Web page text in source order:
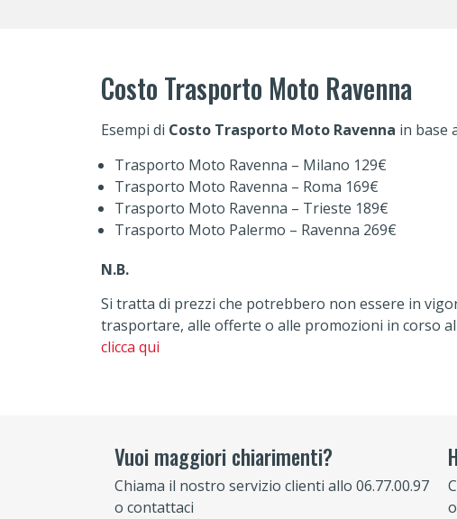
Costo Trasporto Moto Ravenna
Esempi di Costo Trasporto Moto Ravenna in base
Trasporto Moto Ravenna – Milano 129€
Trasporto Moto Ravenna – Roma 169€
Trasporto Moto Ravenna – Trieste 189€
Trasporto Moto Palermo – Ravenna 269€
N.B.
Si tratta di prezzi che potrebbero non essere in
trasportare, alle offerte o alle promozioni in corso
clicca qui
Vuoi maggiori chiarimenti?
Chiama il nostro servizio clienti allo 06.77.00.97
o contattaci